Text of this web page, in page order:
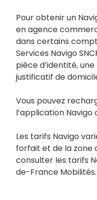
Pour obtenir un
en agence
dans certains
Services Navigo
pièce d’identité,
justificatif de
Vous pouvez
l’application
Les tarifs Navigo
forfait et de la zone
consulter les tarifs
de-France Mobilités.